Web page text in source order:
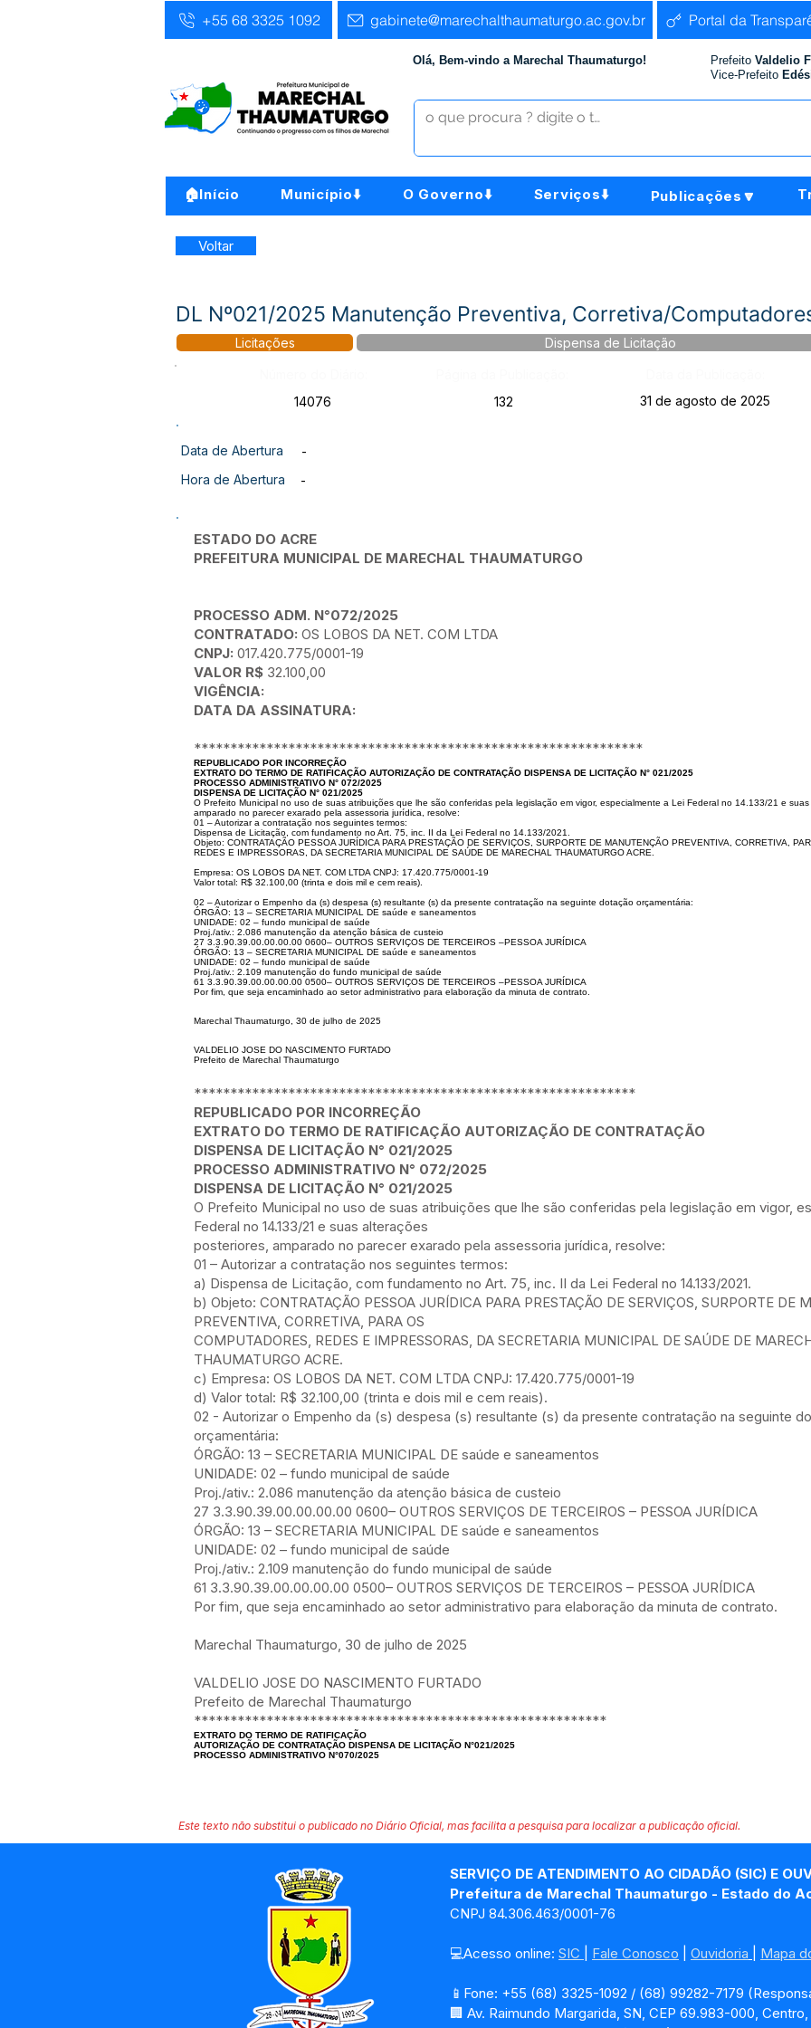
+55 68 3325 1092 gabinete@marechalthaumaturgo.ac.gov.br Portal da
Olá, Bem-vindo a Marechal Thaumaturgo! Prefeito Valdelio
Vice-Prefeito
🏠Início Município⬇️ O Governo⬇️ Serviços⬇️ Publicações🔽
Voltar
DL Nº021/2025 Manutenção Preventiva, Corretiva/
Licitações Dispensa de Licitação
14076
132 31 de agosto de 2025
Data de Abertura
-
Hora de Abertura
-
ESTADO DO ACRE
PREFEITURA MUNICIPAL DE MARECHAL THAUMATURGO
PROCESSO ADM. N°072/2025
CONTRATADO: OS LOBOS DA NET. COM LTDA
CNPJ: 017.420.775/0001-19
VALOR R$ 32.100,00
VIGÊNCIA:
DATA DA ASSINATURA:
**************************************************************
REPUBLICADO POR INCORREÇÃO
EXTRATO DO TERMO DE RATIFICAÇÃO AUTORIZAÇÃO DE CONTRATAÇÃO DISPENSA DE LICITAÇÃO N° 021/2025
PROCESSO ADMINISTRATIVO N° 072/2025
DISPENSA DE LICITAÇÃO N° 021/2025
O Prefeito Municipal no uso de suas atribuições que lhe são conferidas pela legislação em vigor, especialmente a Lei Federal no 14.133/21 e
amparado no parecer exarado pela assessoria jurídica, resolve:
01 – Autorizar a contratação nos seguintes termos:
Dispensa de Licitação, com fundamento no Art. 75, inc. II da Lei Federal no 14.133/2021.
Objeto: CONTRATAÇÃO PESSOA JURÍDICA PARA PRESTAÇÃO DE SERVIÇOS, SURPORTE DE MANUTENÇÃO PREVENTIVA, CORRETIVA,
REDES E IMPRESSORAS, DA SECRETARIA MUNICIPAL DE SAÚDE DE MARECHAL THAUMATURGO ACRE.
Empresa: OS LOBOS DA NET. COM LTDA CNPJ: 17.420.775/0001-19
Valor total: R$ 32.100,00 (trinta e dois mil e cem reais).
02 – Autorizar o Empenho da (s) despesa (s) resultante (s) da presente contratação na seguinte dotação orçamentária:
ÓRGÃO: 13 – SECRETARIA MUNICIPAL DE saúde e saneamentos
UNIDADE: 02 – fundo municipal de saúde
Proj./ativ.: 2.086 manutenção da atenção básica de custeio
27 3.3.90.39.00.00.00.00 0600– OUTROS SERVIÇOS DE TERCEIROS –PESSOA JURÍDICA
ÓRGÃO: 13 – SECRETARIA MUNICIPAL DE saúde e saneamentos
UNIDADE: 02 – fundo municipal de saúde
Proj./ativ.: 2.109 manutenção do fundo municipal de saúde
61 3.3.90.39.00.00.00.00 0500– OUTROS SERVIÇOS DE TERCEIROS –PESSOA JURÍDICA
Por fim, que seja encaminhado ao setor administrativo para elaboração da minuta de contrato.
Marechal Thaumaturgo, 30 de julho de 2025
VALDELIO JOSE DO NASCIMENTO FURTADO
Prefeito de Marechal Thaumaturgo
*************************************************************
REPUBLICADO POR INCORREÇÃO
EXTRATO DO TERMO DE RATIFICAÇÃO AUTORIZAÇÃO DE CONTRATAÇÃO
DISPENSA DE LICITAÇÃO N° 021/2025
PROCESSO ADMINISTRATIVO N° 072/2025
DISPENSA DE LICITAÇÃO N° 021/2025
O Prefeito Municipal no uso de suas atribuições que lhe são conferidas pela legislação em vigor,
Federal no 14.133/21 e suas alterações
posteriores, amparado no parecer exarado pela assessoria jurídica, resolve:
01 – Autorizar a contratação nos seguintes termos:
a) Dispensa de Licitação, com fundamento no Art. 75, inc. II da Lei Federal no 14.133/2021.
b) Objeto: CONTRATAÇÃO PESSOA JURÍDICA PARA PRESTAÇÃO DE SERVIÇOS, SURPORTE DE
PREVENTIVA, CORRETIVA, PARA OS
COMPUTADORES, REDES E IMPRESSORAS, DA SECRETARIA MUNICIPAL DE SAÚDE DE
THAUMATURGO ACRE.
c) Empresa: OS LOBOS DA NET. COM LTDA CNPJ: 17.420.775/0001-19
d) Valor total: R$ 32.100,00 (trinta e dois mil e cem reais).
02 - Autorizar o Empenho da (s) despesa (s) resultante (s) da presente contratação na seguinte
orçamentária:
ÓRGÃO: 13 – SECRETARIA MUNICIPAL DE saúde e saneamentos
UNIDADE: 02 – fundo municipal de saúde
Proj./ativ.: 2.086 manutenção da atenção básica de custeio
27 3.3.90.39.00.00.00.00 0600– OUTROS SERVIÇOS DE TERCEIROS – PESSOA JURÍDICA
ÓRGÃO: 13 – SECRETARIA MUNICIPAL DE saúde e saneamentos
UNIDADE: 02 – fundo municipal de saúde
Proj./ativ.: 2.109 manutenção do fundo municipal de saúde
61 3.3.90.39.00.00.00.00 0500– OUTROS SERVIÇOS DE TERCEIROS – PESSOA JURÍDICA
Por fim, que seja encaminhado ao setor administrativo para elaboração da minuta de contrato.
Marechal Thaumaturgo, 30 de julho de 2025
VALDELIO JOSE DO NASCIMENTO FURTADO
Prefeito de Marechal Thaumaturgo
*********************************************************
EXTRATO DO TERMO DE RATIFICAÇÃO
AUTORIZAÇÃO DE CONTRATAÇÃO DISPENSA DE LICITAÇÃO N°021/2025
PROCESSO ADMINISTRATIVO N°070/2025
Este texto não substitui o publicado no Diário Oficial, mas facilita a pesquisa para localizar a publicação oficial.
SERVIÇO DE ATENDIMENTO AO CIDADÃO (SIC) E
Prefeitura de Marechal Thaumaturgo - Estado do
CNPJ 84.306.463/0001-76
💻Acesso online: SIC Fale Conosco Ouvidoria Mapa
📱Fone: +55 (68) 3325-1092 / (68) 99282-7179
🏢 Av. Raimundo Margarida, SN, CEP 69.983-000,